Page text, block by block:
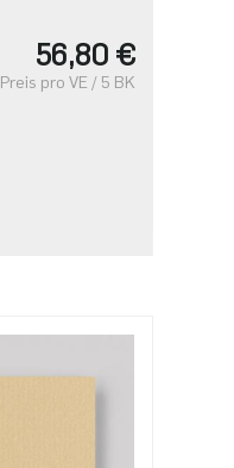
56,80 €
Preis pro VE / 5 BK